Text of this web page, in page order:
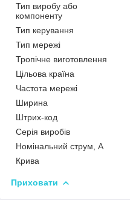
Тип виробу або
компоненту
Тип керування
Тип мережі
Тропічне виготовлення
Цільова країна
Частота мережі
Ширина
Штрих-код
Серія виробів
Номінальний струм, А
Крива
Приховати